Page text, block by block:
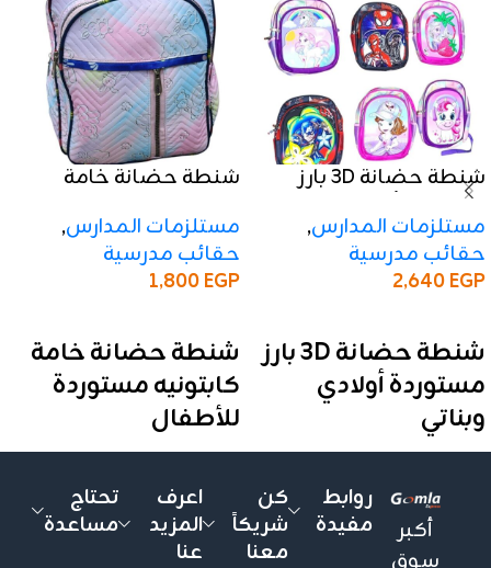
شنطة حضانة 3D بارز
مستوردة أولادي وبناتي
مستلزمات المدارس,
حقائب مدرسية
2,640EGP
شنطة حضانة 3D بارز
مستوردة أولادي
وبناتي
اجذب اولياء الامور واضمن
لعملائك التميز مع شنطة
الحضانة المجسمة ثلاثية
الابعاد (3D بارز) والمستوردة
شنطة حضانة خامة
للأطفال
مستلزمات المدارس,
حقائب مدرسية
1,800EGP
شنطة حضانة خامة
كابتونيه مستوردة
للأطفال
اجذب اولياء الامور وجدد
معروضات متجرك مع شنطة
الحضانة المميزة بخامة
الكابتونيه الفاخرة،
أكبر
سوق
روابط
مفيدة
كن
شريكاً
معنا
اعرف
المزيد
عنا
تحتاج
مساعدة